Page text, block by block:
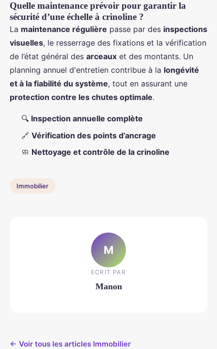
Quelle maintenance prévoir pour garantir la
sécurité d’une échelle à crinoline ?
La maintenance régulière passe par des inspections
visuelles, le resserrage des fixations et la vérification
de l’état général des arceaux et des montants. Un
planning annuel d'entretien contribue à la longévité
et à la fiabilité du système, tout en assurant une
protection contre les chutes optimale.
🔍 Inspection annuelle complète
🔗 Vérification des points d’ancrage
🧼 Nettoyage et contrôle de la crinoline
Immobilier
M
ECRIT PAR
Manon
← Voir tous les articles Immobilier